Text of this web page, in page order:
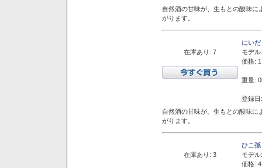
自然酒の甘味が、生もとの酸味
がります。
在庫あり: 7
にい
モデル:
価格:
重量:
登録
自然酒の甘味が、生もとの酸味
がります。
在庫あり: 3
ひこ
モデル:
価格: